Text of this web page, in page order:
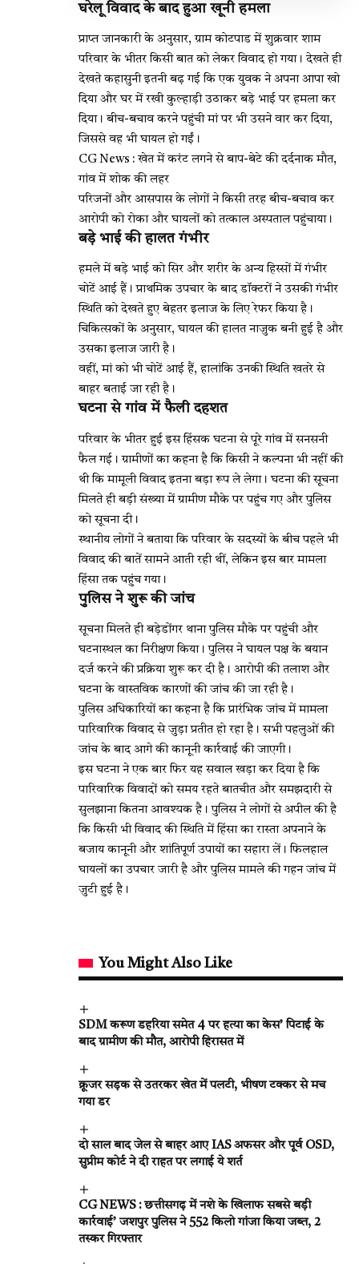
घरेलू विवाद के बाद हुआ खूनी हमला
प्राप्त जानकारी के अनुसार, ग्राम कोटपाड में शुक्रवार शाम
परिवार के भीतर किसी बात को लेकर विवाद हो गया। देखते ही
देखते कहासुनी इतनी बढ़ गई कि एक युवक ने अपना आपा खो
दिया और घर में रखी कुल्हाड़ी उठाकर बड़े भाई पर हमला कर
दिया। बीच-बचाव करने पहुंची मां पर भी उसने वार कर दिया,
जिससे वह भी घायल हो गईं।
CG News : खेत में करंट लगने से बाप-बेटे की दर्दनाक मौत,
गांव में शोक की लहर
परिजनों और आसपास के लोगों ने किसी तरह बीच-बचाव कर
आरोपी को रोका और घायलों को तत्काल अस्पताल पहुंचाया।
बड़े भाई की हालत गंभीर
हमले में बड़े भाई को सिर और शरीर के अन्य हिस्सों में गंभीर
चोटें आई हैं। प्राथमिक उपचार के बाद डॉक्टरों ने उसकी गंभीर
स्थिति को देखते हुए बेहतर इलाज के लिए रेफर किया है।
चिकित्सकों के अनुसार, घायल की हालत नाजुक बनी हुई है और
उसका इलाज जारी है।
वहीं, मां को भी चोटें आई हैं, हालांकि उनकी स्थिति खतरे से
बाहर बताई जा रही है।
घटना से गांव में फैली दहशत
परिवार के भीतर हुई इस हिंसक घटना से पूरे गांव में सनसनी
फैल गई। ग्रामीणों का कहना है कि किसी ने कल्पना भी नहीं की
थी कि मामूली विवाद इतना बड़ा रूप ले लेगा। घटना की सूचना
मिलते ही बड़ी संख्या में ग्रामीण मौके पर पहुंच गए और पुलिस
को सूचना दी।
स्थानीय लोगों ने बताया कि परिवार के सदस्यों के बीच पहले भी
विवाद की बातें सामने आती रही थीं, लेकिन इस बार मामला
हिंसा तक पहुंच गया।
पुलिस ने शुरू की जांच
सूचना मिलते ही बड़ेडोंगर थाना पुलिस मौके पर पहुंची और
घटनास्थल का निरीक्षण किया। पुलिस ने घायल पक्ष के बयान
दर्ज करने की प्रक्रिया शुरू कर दी है। आरोपी की तलाश और
घटना के वास्तविक कारणों की जांच की जा रही है।
पुलिस अधिकारियों का कहना है कि प्रारंभिक जांच में मामला
पारिवारिक विवाद से जुड़ा प्रतीत हो रहा है। सभी पहलुओं की
जांच के बाद आगे की कानूनी कार्रवाई की जाएगी।
इस घटना ने एक बार फिर यह सवाल खड़ा कर दिया है कि
पारिवारिक विवादों को समय रहते बातचीत और समझदारी से
सुलझाना कितना आवश्यक है। पुलिस ने लोगों से अपील की है
कि किसी भी विवाद की स्थिति में हिंसा का रास्ता अपनाने के
बजाय कानूनी और शांतिपूर्ण उपायों का सहारा लें। फिलहाल
घायलों का उपचार जारी है और पुलिस मामले की गहन जांच में
जुटी हुई है।
You Might Also Like
SDM करूण डहरिया समेत 4 पर हत्या का केस’ पिटाई के
बाद ग्रामीण की मौत, आरोपी हिरासत में
क्रूजर सड़क से उतरकर खेत में पलटी, भीषण टक्कर से मच
गया डर
दो साल बाद जेल से बाहर आए IAS अफसर और पूर्व OSD,
सुप्रीम कोर्ट ने दी राहत पर लगाई ये शर्त
CG NEWS : छत्तीसगढ़ में नशे के खिलाफ सबसे बड़ी
कार्रवाई’ जशपुर पुलिस ने 552 किलो गांजा किया जब्त, 2
तस्कर गिरफ्तार